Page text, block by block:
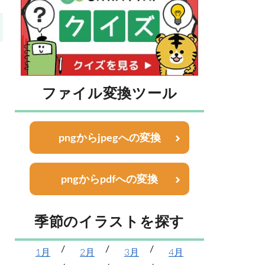
ファイル変換ツール
pngからjpegへの変換
pngからpdfへの変換
季節のイラストを探す
1月 2月 3月 4月